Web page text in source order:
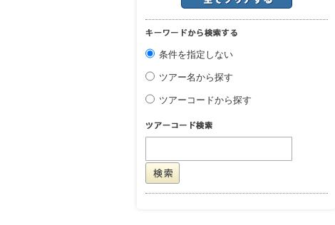
条件を指定しない
ツアー名から探す
ツアーコードから探す